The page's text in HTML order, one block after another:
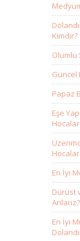
Kimdir?
Olumlu
Güncel
Papaz
Eşe
Hocalar
En İyi
Dürüst
Anlarız?
En İyi